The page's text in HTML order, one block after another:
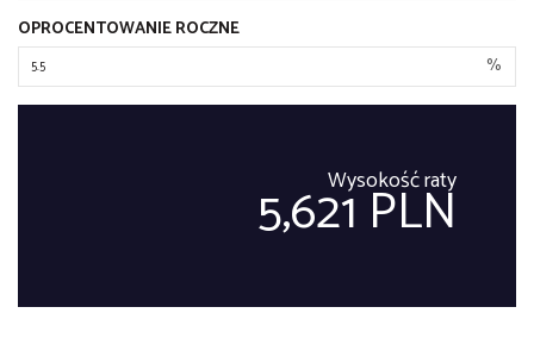
OPROCENTOWANIE ROCZNE
%
Wysokość raty
5,621 PLN